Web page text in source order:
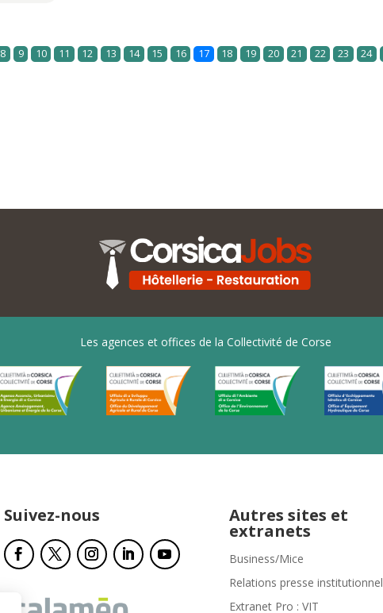
8 9 10 11 12 13 14 15 16 17 18 19 20 21 22 23 24
Les agences et offices de la Collectivité de Corse
Suivez-nous Autres sites et
extranets
Business/Mice
Relations presse
Extranet Pro : VIT